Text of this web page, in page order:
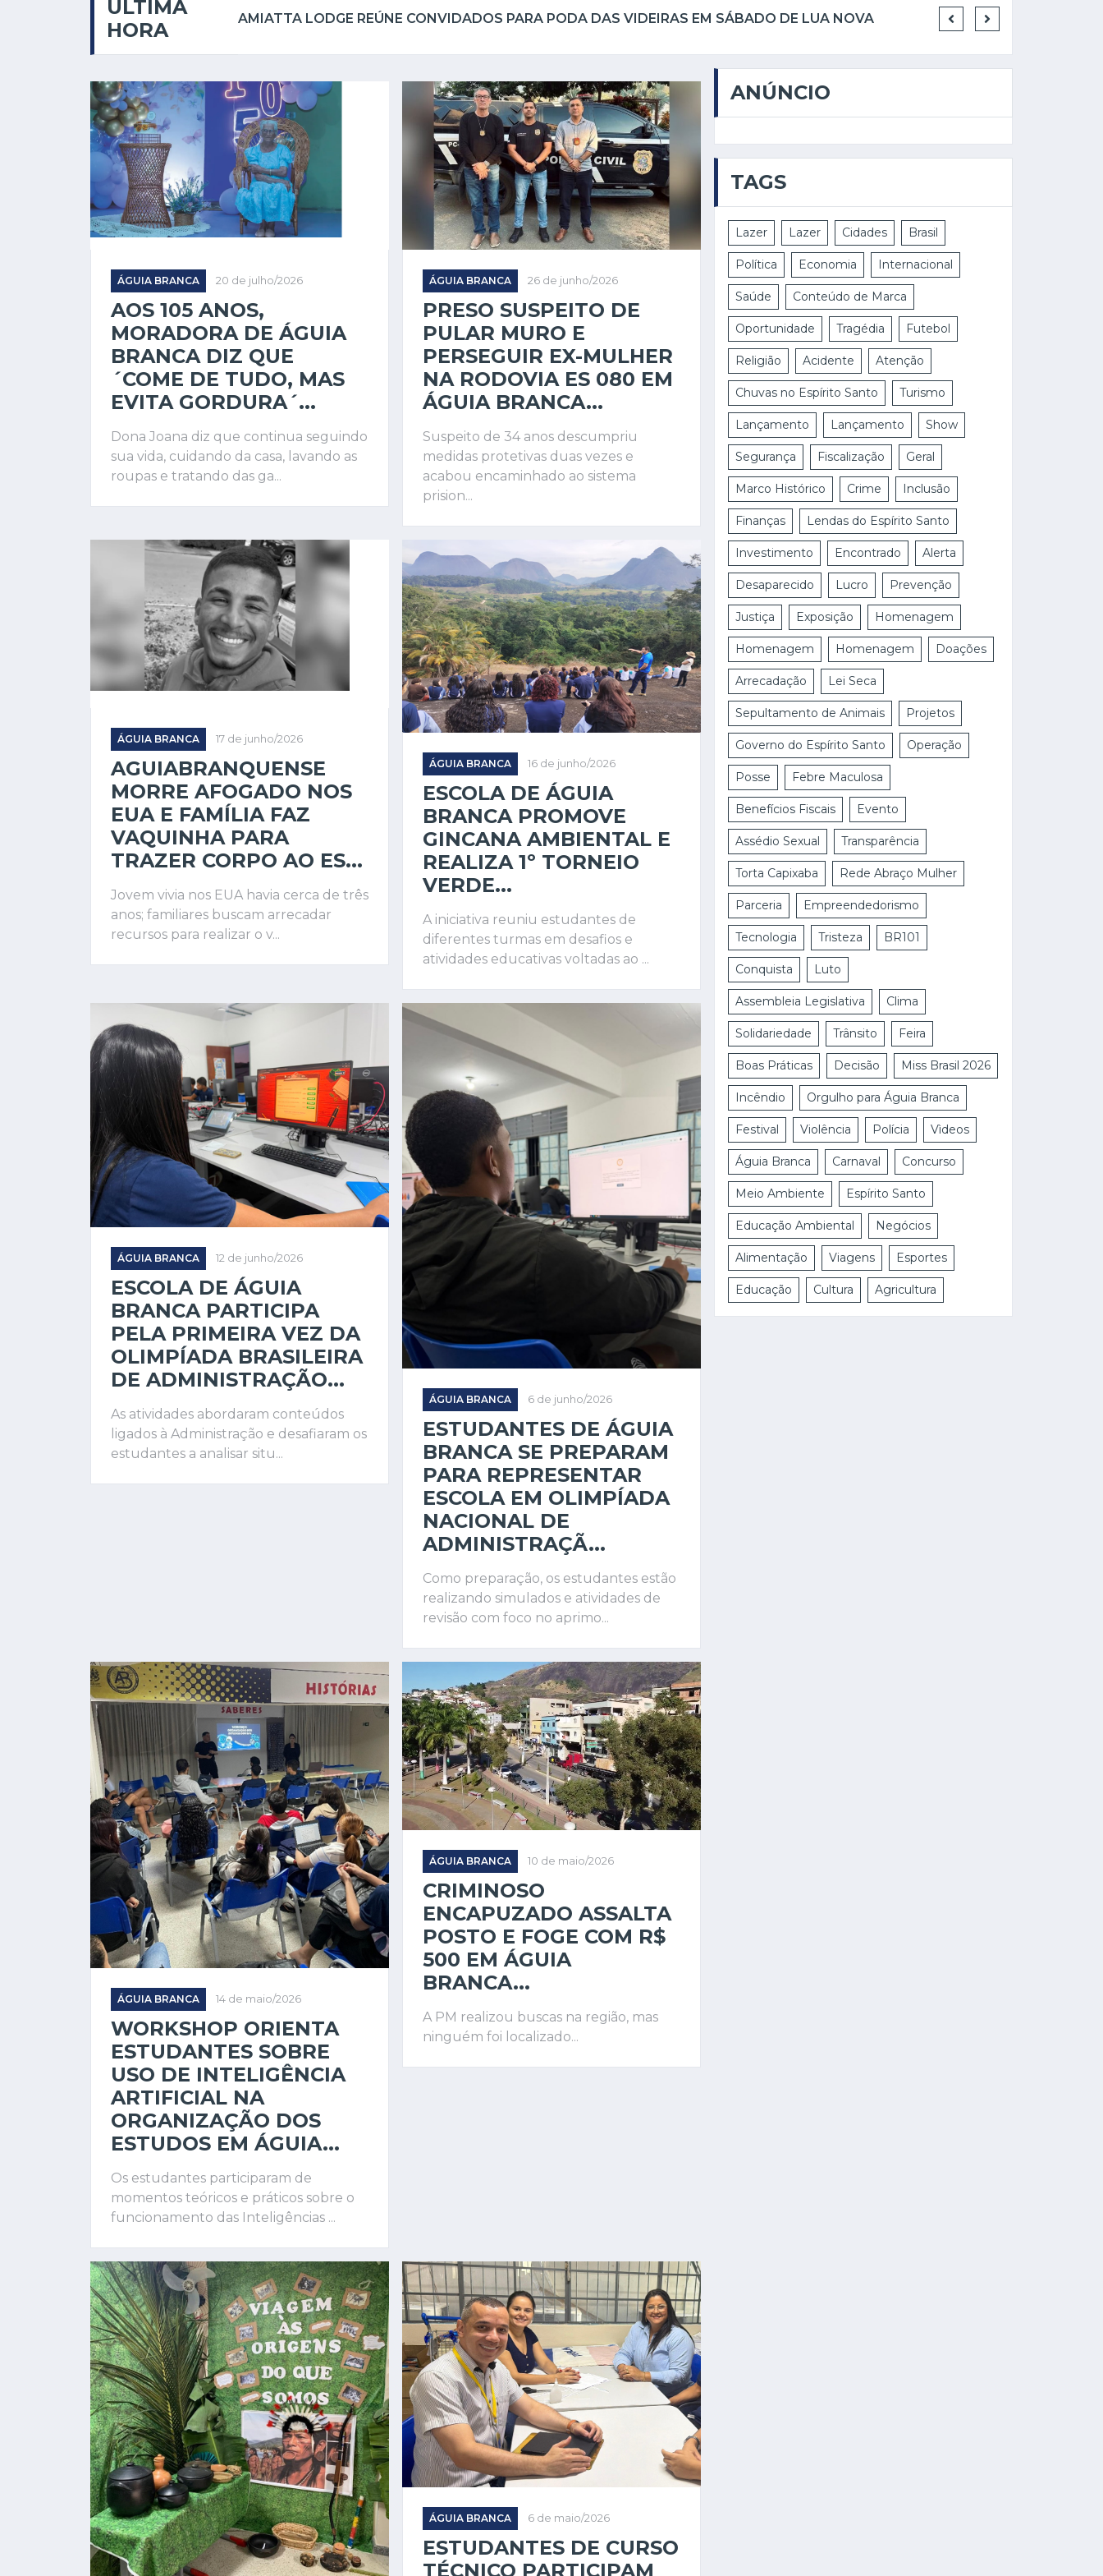
ÚLTIMA
HORA
VIDEIRAS EM SÁBADO DE LUA NOVA
ÁGUIA BRANCA 20 de julho/2026
AOS 105 ANOS,
MORADORA DE ÁGUIA
BRANCA DIZ QUE
´COME DE TUDO, MAS
EVITA GORDURA´...
Dona Joana diz que continua seguindo
sua vida, cuidando da casa, lavando as
roupas e tratando das ga...
ÁGUIA BRANCA 26 de junho/2026
PRESO SUSPEITO DE
PULAR MURO E
PERSEGUIR EX-MULHER
NA RODOVIA ES 080 EM
ÁGUIA BRANCA...
Suspeito de 34 anos descumpriu
medidas protetivas duas vezes e
acabou encaminhado ao sistema
prision...
ÁGUIA BRANCA 17 de junho/2026
AGUIABRANQUENSE
MORRE AFOGADO NOS
EUA E FAMÍLIA FAZ
VAQUINHA PARA
TRAZER CORPO AO ES...
Jovem vivia nos EUA havia cerca de três
anos; familiares buscam arrecadar
recursos para realizar o v...
ÁGUIA BRANCA 16 de junho/2026
ESCOLA DE ÁGUIA
BRANCA PROMOVE
GINCANA AMBIENTAL E
REALIZA 1º TORNEIO
VERDE...
A iniciativa reuniu estudantes de
diferentes turmas em desafios e
atividades educativas voltadas ao ...
ÁGUIA BRANCA 12 de junho/2026
ESCOLA DE ÁGUIA
BRANCA PARTICIPA
PELA PRIMEIRA VEZ DA
OLIMPÍADA BRASILEIRA
DE ADMINISTRAÇÃO...
As atividades abordaram conteúdos
ligados à Administração e desafiaram os
estudantes a analisar situ...
ÁGUIA BRANCA 6 de junho/2026
ESTUDANTES DE ÁGUIA
BRANCA SE PREPARAM
PARA REPRESENTAR
ESCOLA EM OLIMPÍADA
NACIONAL DE
ADMINISTRAÇÃ...
Como preparação, os estudantes estão
realizando simulados e atividades de
revisão com foco no aprimo...
ÁGUIA BRANCA 14 de maio/2026
WORKSHOP ORIENTA
ESTUDANTES SOBRE
USO DE INTELIGÊNCIA
ARTIFICIAL NA
ORGANIZAÇÃO DOS
ESTUDOS EM ÁGUIA...
Os estudantes participaram de
momentos teóricos e práticos sobre o
funcionamento das Inteligências ...
ÁGUIA BRANCA 10 de maio/2026
CRIMINOSO
ENCAPUZADO ASSALTA
POSTO E FOGE COM R$
500 EM ÁGUIA
BRANCA...
A PM realizou buscas na região, mas
ninguém foi localizado...
ÁGUIA BRANCA 6 de maio/2026
ESTUDANTES DE CURSO
TÉCNICO PARTICIPAM
ANÚNCIO
TAGS
Lazer Lazer Cidades Brasil
Política Economia Internacional
Saúde Conteúdo de Marca
Oportunidade Tragédia Futebol
Religião Acidente Atenção
Chuvas no Espírito Santo Turismo
Lançamento Lançamento Show
Segurança Fiscalização Geral
Marco Histórico Crime Inclusão
Finanças Lendas do Espírito Santo
Investimento Encontrado Alerta
Desaparecido Lucro Prevenção
Justiça Exposição Homenagem
Homenagem Homenagem Doações
Arrecadação Lei Seca
Sepultamento de Animais Projetos
Governo do Espírito Santo Operação
Posse Febre Maculosa
Benefícios Fiscais Evento
Assédio Sexual Transparência
Torta Capixaba Rede Abraço Mulher
Parceria Empreendedorismo
Tecnologia Tristeza BR101
Conquista Luto
Assembleia Legislativa Clima
Solidariedade Trânsito Feira
Boas Práticas Decisão Miss Brasil 2026
Incêndio Orgulho para Águia Branca
Festival Violência Polícia Vìdeos
Águia Branca Carnaval Concurso
Meio Ambiente Espírito Santo
Educação Ambiental Negócios
Alimentação Viagens Esportes
Educação Cultura Agricultura